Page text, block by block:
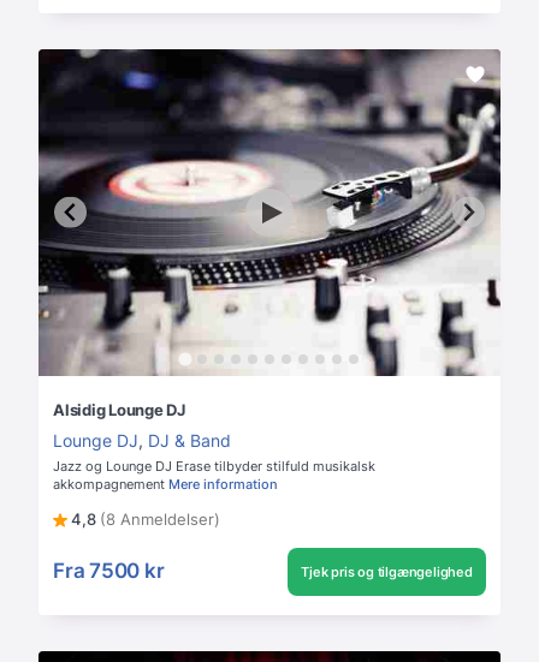
Alsidig Lounge DJ
Lounge DJ, DJ & Band
Jazz og Lounge DJ Erase tilbyder stilfuld musikalsk
akkompagnement Mere information
4,8 (8 Anmeldelser)
Fra 7500 kr Tjek pris og tilgængelighed